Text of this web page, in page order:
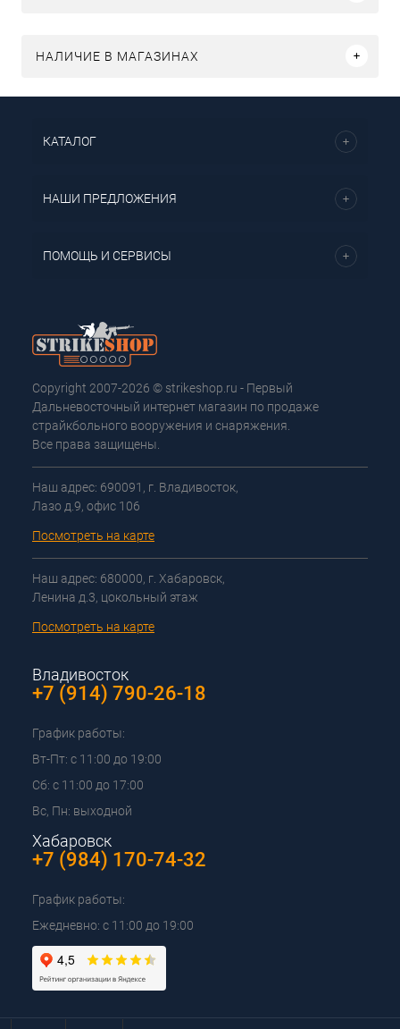
НАЛИЧИЕ В МАГАЗИНАХ
КАТАЛОГ
НАШИ ПРЕДЛОЖЕНИЯ
ПОМОЩЬ И СЕРВИСЫ
Copyright 2007-2026 © strikeshop.ru - Первый
Дальневосточный интернет магазин по продаже
страйкбольного вооружения и снаряжения.
Все права защищены.
Наш адрес: 690091, г. Владивосток,
Лазо д.9, офис 106
Посмотреть на карте
Наш адрес: 680000, г. Хабаровск,
Ленина д.3, цокольный этаж
Посмотреть на карте
Владивосток
+7 (914) 790-26-18
График работы:
Вт-Пт: с 11:00 до 19:00
Сб: с 11:00 до 17:00
Вс, Пн: выходной
Хабаровск
+7 (984) 170-74-32
График работы:
Ежедневно: с 11:00 до 19:00